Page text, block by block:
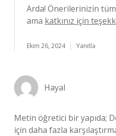
Arda! Önerilerinizin
ama katkınız için
Ekim 26, 2024 Yanıtla
Hayal
Metin öğretici bir yapıda;
için daha fazla